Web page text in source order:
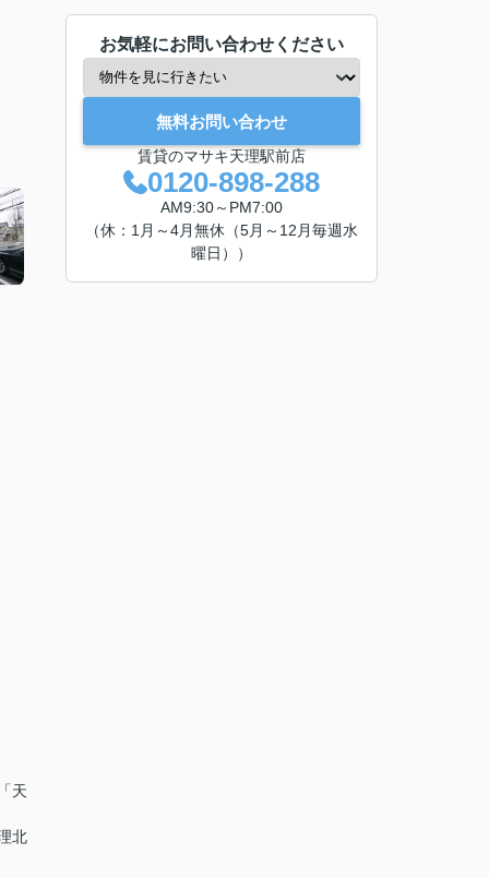
天
北
お気軽にお問い合わせください
無料お問い合わせ
賃貸のマサキ天理駅前店
0120-898-288
AM9:30～PM7:00
（休：1月～4月無休（5月～12月毎週水
曜日））